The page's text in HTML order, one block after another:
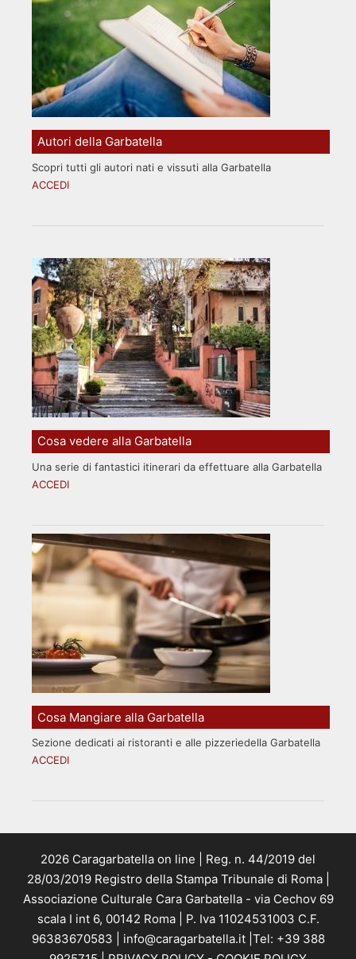
Autori della Garbatella
Scopri tutti gli autori nati e vissuti alla Garbatella
ACCEDI
Cosa vedere alla Garbatella
Una serie di fantastici itinerari da effettuare alla Garbatella
ACCEDI
Cosa Mangiare alla Garbatella
Sezione dedicati ai ristoranti e alle pizzeriedella Garbatella
ACCEDI
2026 Caragarbatella on line | Reg. n. 44/2019 del
28/03/2019 Registro della Stampa Tribunale di Roma |
Associazione Culturale Cara Garbatella - via Cechov 69
scala I int 6, 00142 Roma | P. Iva 11024531003 C.F.
96383670583 | info@caragarbatella.it |Tel: +39 388